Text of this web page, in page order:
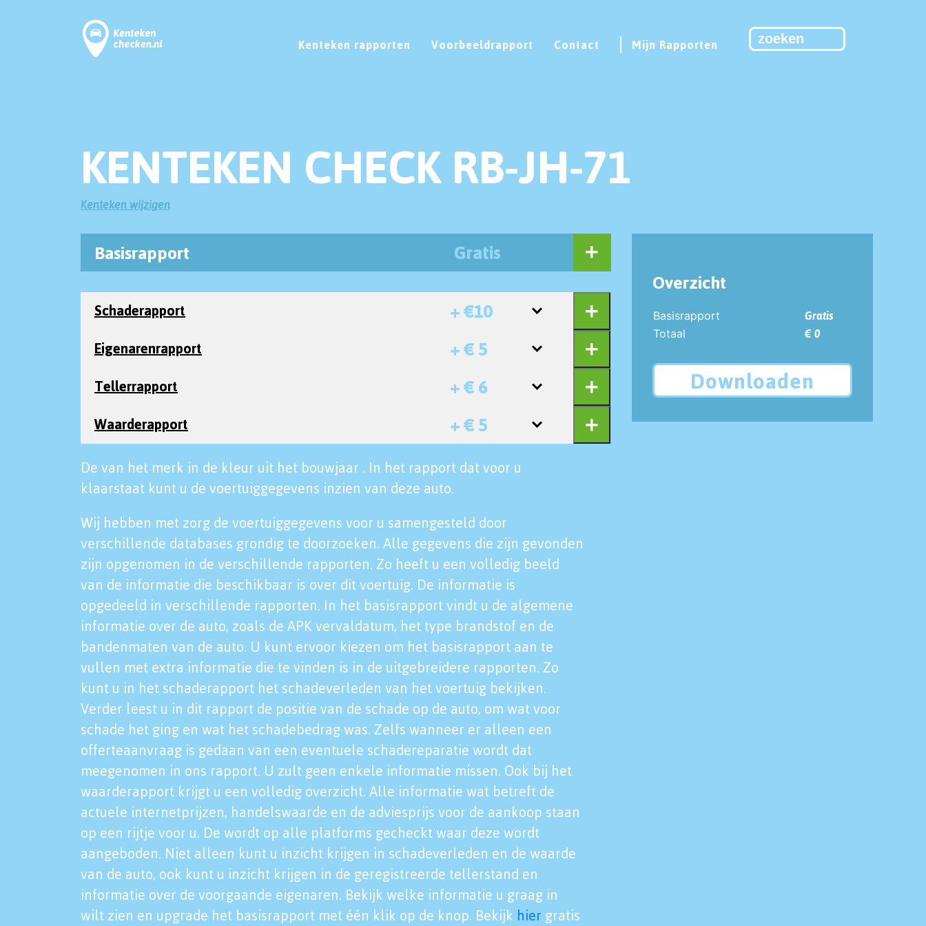
Kenteken rapporten Voorbeeldrapport Contact Mijn Rapporten
KENTEKEN CHECK RB-JH-71
Kenteken wijzigen
Basisrapport Gratis
Schaderapport + €10
Eigenarenrapport + € 5
Tellerrapport + € 6
Waarderapport + € 5
De van het merk in de kleur uit het bouwjaar . In het rapport dat voor u
klaarstaat kunt u de voertuiggegevens inzien van deze auto.
Wij hebben met zorg de voertuiggegevens voor u samengesteld door
verschillende databases grondig te doorzoeken. Alle gegevens die zijn gevonden
zijn opgenomen in de verschillende rapporten. Zo heeft u een volledig beeld
van de informatie die beschikbaar is over dit voertuig. De informatie is
opgedeeld in verschillende rapporten. In het basisrapport vindt u de algemene
informatie over de auto, zoals de APK vervaldatum, het type brandstof en de
bandenmaten van de auto. U kunt ervoor kiezen om het basisrapport aan te
vullen met extra informatie die te vinden is in de uitgebreidere rapporten. Zo
kunt u in het schaderapport het schadeverleden van het voertuig bekijken.
Verder leest u in dit rapport de positie van de schade op de auto, om wat voor
schade het ging en wat het schadebedrag was. Zelfs wanneer er alleen een
offerteaanvraag is gedaan van een eventuele schadereparatie wordt dat
meegenomen in ons rapport. U zult geen enkele informatie missen. Ook bij het
waarderapport krijgt u een volledig overzicht. Alle informatie wat betreft de
actuele internetprijzen, handelswaarde en de adviesprijs voor de aankoop staan
op een rijtje voor u. De wordt op alle platforms gecheckt waar deze wordt
aangeboden. Niet alleen kunt u inzicht krijgen in schadeverleden en de waarde
van de auto, ook kunt u inzicht krijgen in de geregistreerde tellerstand en
informatie over de voorgaande eigenaren. Bekijk welke informatie u graag in
wilt zien en upgrade het basisrapport met één klik op de knop. Bekijk hier gratis
Overzicht
Basisrapport
Gratis
Totaal
€ 0
Downloaden